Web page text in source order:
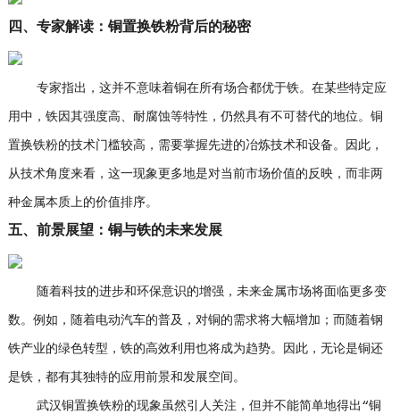
四、专家解读：铜置换铁粉背后的秘密
专家指出，这并不意味着铜在所有场合都优于铁。在某些特定应
用中，铁因其强度高、耐腐蚀等特性，仍然具有不可替代的地位。铜
置换铁粉的技术门槛较高，需要掌握先进的冶炼技术和设备。因此，
从技术角度来看，这一现象更多地是对当前市场价值的反映，而非两
种金属本质上的价值排序。
五、前景展望：铜与铁的未来发展
随着科技的进步和环保意识的增强，未来金属市场将面临更多变
数。例如，随着电动汽车的普及，对铜的需求将大幅增加；而随着钢
铁产业的绿色转型，铁的高效利用也将成为趋势。因此，无论是铜还
是铁，都有其独特的应用前景和发展空间。
武汉铜置换铁粉的现象虽然引人关注，但并不能简单地得出“铜